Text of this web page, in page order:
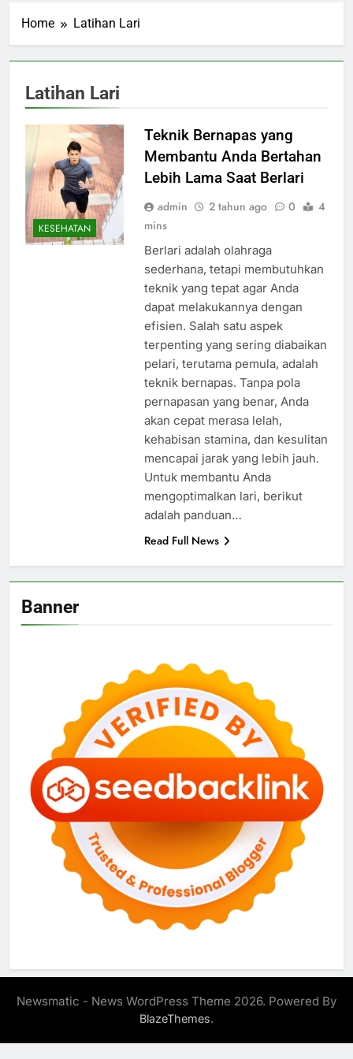
Home Latihan Lari
Latihan Lari
KESEHATAN
Teknik Bernapas yang
Membantu Anda Bertahan
Lebih Lama Saat Berlari
admin 2 tahun ago 0
4
mins
Berlari adalah olahraga
sederhana, tetapi membutuhkan
teknik yang tepat agar Anda
dapat melakukannya dengan
efisien. Salah satu aspek
terpenting yang sering diabaikan
pelari, terutama pemula, adalah
teknik bernapas. Tanpa pola
pernapasan yang benar, Anda
akan cepat merasa lelah,
kehabisan stamina, dan kesulitan
mencapai jarak yang lebih jauh.
Untuk membantu Anda
mengoptimalkan lari, berikut
adalah panduan…
Read Full News
Banner
Newsmatic - News WordPress Theme 2026. Powered By
BlazeThemes.